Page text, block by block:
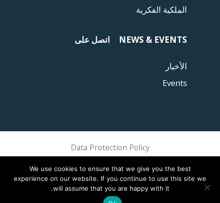
الملكية الفكرية
NEWS & EVENTS
الأخبار
Events
اتصل على
Data Protection Policy
We use cookies to ensure that we give you the best
experience on our website. If you continue to use this site we
will assume that you are happy with it.